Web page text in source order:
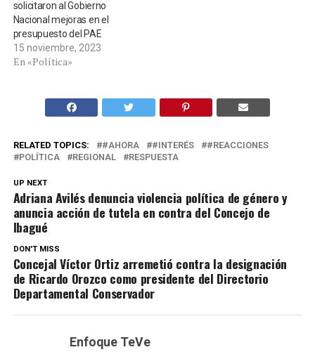
solicitaron al Gobierno
Nacional mejoras en el
presupuesto del PAE
15 noviembre, 2023
En «Política»
RELATED TOPICS: #AHORA #INTERÉS
#REACCIONES
POLÍTICA
REGIONAL RESPUESTA
UP NEXT
Adriana Avilés denuncia violencia política de género y
anuncia acción de tutela en contra del Concejo de
Ibagué
DON'T MISS
Concejal Víctor Ortiz arremetió contra la designación
de Ricardo Orozco como presidente del Directorio
Departamental Conservador
Enfoque TeVe